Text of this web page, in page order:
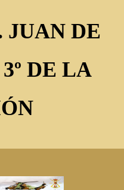
DE
DE LA